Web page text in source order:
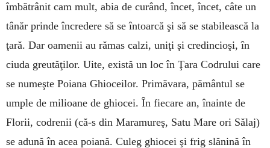
îmbătrânit cam mult, abia de curând, încet, încet, câte un
tânăr prinde încredere să se întoarcă şi să se stabilească la
ţară. Dar oamenii au rămas calzi, uniţi şi credincioşi, în
ciuda greutăţilor. Uite, există un loc în Ţara Codrului care
se numeşte Poiana Ghioceilor. Primăvara, pământul se
umple de milioane de ghiocei. În fiecare an, înainte de
Florii, codrenii (că-s din Maramureş, Satu Mare ori Sălaj)
se adună în acea poiană. Culeg ghiocei şi frig slănină în